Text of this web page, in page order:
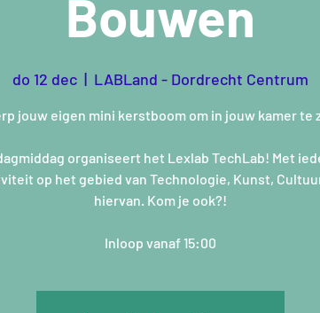
Bouwen
do 12 dec
  |
LABLand - Dordrecht Centrum
jouw eigen mini kerstboom om in jouw kamer te
organiseert het Lexlab TechLab! Met
op het gebied van Technologie, Kunst,
hiervan. Kom je ook?!
Inloop vanaf 15:00